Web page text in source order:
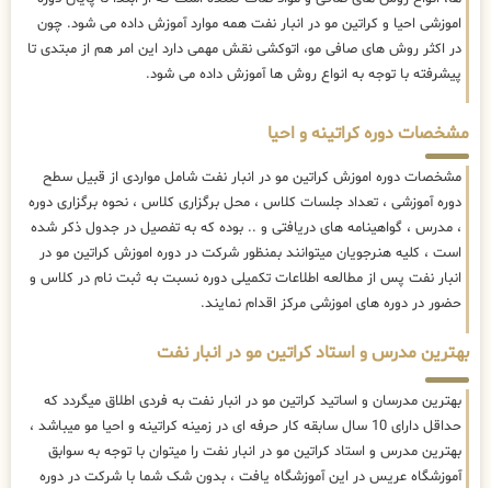
اموزشی احیا و کراتین مو در انبار نفت همه موارد آموزش داده می شود. چون
در اکثر روش های صافی مو، اتوکشی نقش مهمی دارد این امر هم از مبتدی تا
پیشرفته با توجه به انواع روش ها آموزش داده می شود.
مشخصات دوره کراتینه و احیا
مشخصات دوره اموزش کراتین مو در انبار نفت شامل مواردی از قبیل سطح
دوره آموزشی ، تعداد جلسات کلاس ، محل برگزاری کلاس ، نحوه برگزاری دوره
، مدرس ، گواهینامه های دریافتی و .. بوده که به تفصیل در جدول ذکر شده
است ، کلیه هنرجویان میتوانند بمنظور شرکت در دوره اموزش کراتین مو در
انبار نفت پس از مطالعه اطلاعات تکمیلی دوره نسبت به ثبت نام در کلاس و
حضور در دوره های اموزشی مرکز اقدام نمایند.
بهترین مدرس و استاد کراتین مو در انبار نفت
بهترین مدرسان و اساتید کراتین مو در انبار نفت به فردی اطلاق میگردد که
حداقل دارای 10 سال سابقه کار حرفه ای در زمینه کراتینه و احیا مو میباشد ،
بهترین مدرس و استاد کراتین مو در انبار نفت را میتوان با توجه به سوابق
آموزشگاه عریس در این آموزشگاه یافت ، بدون شک شما با شرکت در دوره